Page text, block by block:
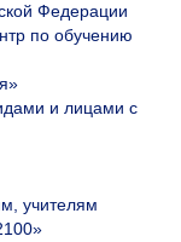
Федерации
по обучению
и лицами с
учителям